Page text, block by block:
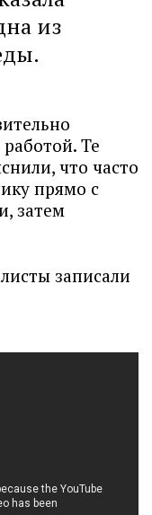
из
Те
что часто
прямо с
затем
записали